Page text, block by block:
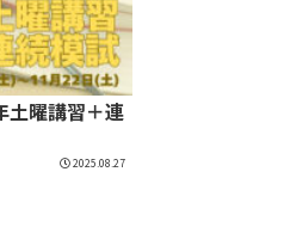
土曜講習＋連
2025.08.27